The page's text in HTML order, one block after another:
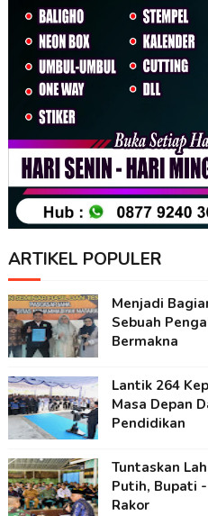
ARTIKEL POPULER
Menjadi
Sebuah
Bermakna
Lantik 264
Masa Depan
Pendidikan
Tuntaskan
Putih, Bupati
Rakor